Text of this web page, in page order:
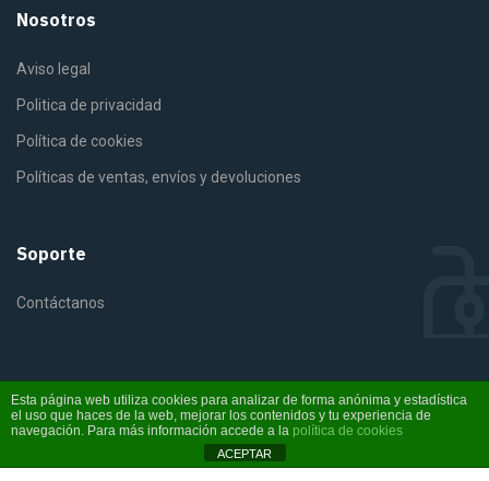
Nosotros
Aviso legal
Politica de privacidad
Política de cookies
Políticas de ventas, envíos y devoluciones
Soporte
Contáctanos
©2025 Fiterra. Derechos reservados
Esta página web utiliza cookies para analizar de forma anónima y estadística
el uso que haces de la web, mejorar los contenidos y tu experiencia de
navegación. Para más información accede a la política de cookies
ACEPTAR